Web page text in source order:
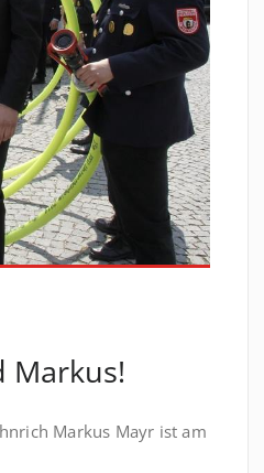
Markus!
Markus Mayr ist am